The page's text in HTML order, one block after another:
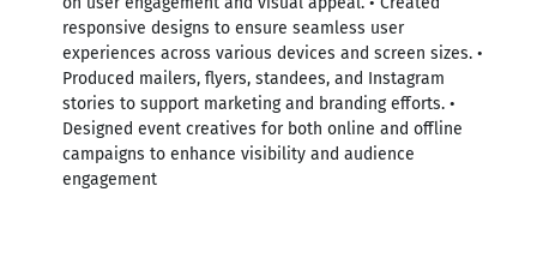
responsive designs to ensure seamless user
experiences across various devices and screen sizes. •
Produced mailers, flyers, standees, and Instagram
stories to support marketing and branding efforts. •
Designed event creatives for both online and offline
campaigns to enhance visibility and audience
engagement